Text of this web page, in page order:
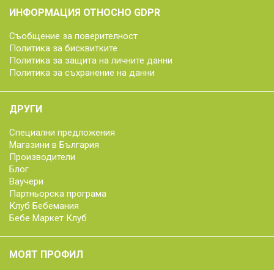
ИНФОРМАЦИЯ ОТНОСНО GDPR
Съобщение за поверителност
Политика за бисквитките
Политика за защита на личните данни
Политика за съхранение на данни
ДРУГИ
Специални предложения
Магазини в България
Производители
Блог
Ваучери
Партньорска програма
Клуб Бебемания
Бебе Маркет Клуб
МОЯТ ПРОФИЛ